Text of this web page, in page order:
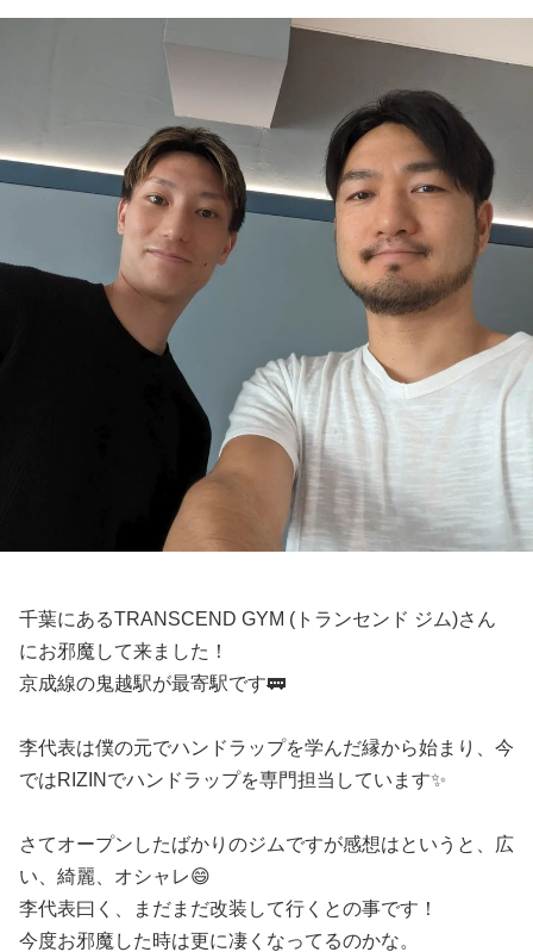
千葉にあるTRANSCEND GYM (トランセンド ジム)さん
にお邪魔して来ました！
京成線の鬼越駅が最寄駅です🚃
李代表は僕の元でハンドラップを学んだ縁から始まり、今
ではRIZINでハンドラップを専門担当しています✨
さてオープンしたばかりのジムですが感想はというと、広
い、綺麗、オシャレ😄
李代表曰く、まだまだ改装して行くとの事です！
今度お邪魔した時は更に凄くなってるのかな。